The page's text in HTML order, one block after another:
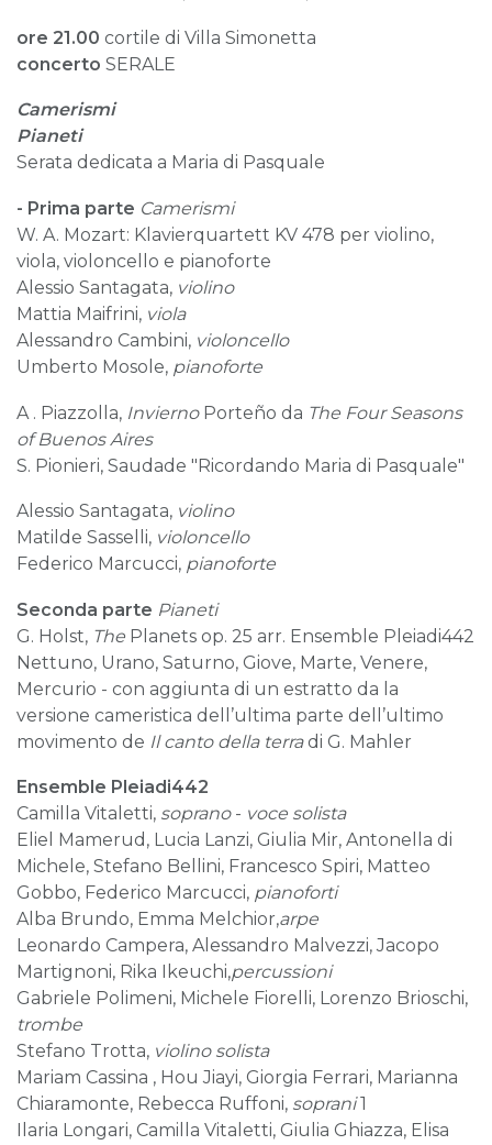
ore 21.00 cortile di Villa Simonetta
concerto SERALE
Camerismi
Pianeti
Serata dedicata a Maria di Pasquale
- Prima parte Camerismi
W. A. Mozart: Klavierquartett KV 478 per violino,
viola, violoncello e pianoforte
Alessio Santagata, violino
Mattia Maifrini, viola
Alessandro Cambini, violoncello
Umberto Mosole, pianoforte
A . Piazzolla, InviernoPorteño da The Four Seasons
of Buenos Aires
S. Pionieri, Saudade "Ricordando Maria di Pasquale"
Alessio Santagata, violino
Matilde Sasselli, violoncello
Federico Marcucci, pianoforte
Seconda parte Pianeti
G. Holst, The Planets op. 25 arr. Ensemble Pleiadi442
Nettuno, Urano, Saturno, Giove, Marte, Venere,
Mercurio - con aggiunta di un estratto da la
versione cameristica dell’ultima parte dell’ultimo
movimento de Il canto della terradi G. Mahler
Ensemble Pleiadi442
Camilla Vitaletti, soprano- voce solista
Eliel Mamerud, Lucia Lanzi, Giulia Mir, Antonella di
Michele, Stefano Bellini, Francesco Spiri, Matteo
Gobbo, Federico Marcucci, pianoforti
Alba Brundo, Emma Melchior,arpe
Leonardo Campera, Alessandro Malvezzi, Jacopo
Martignoni, Rika Ikeuchi,percussioni
Gabriele Polimeni, Michele Fiorelli, Lorenzo Brioschi,
trombe
Stefano Trotta, violino solista
Mariam Cassina , Hou Jiayi, Giorgia Ferrari, Marianna
Chiaramonte, Rebecca Ruffoni, soprani1
Ilaria Longari, Camilla Vitaletti, Giulia Ghiazza, Elisa